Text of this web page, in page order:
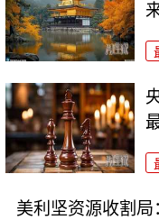
美利坚资源收割